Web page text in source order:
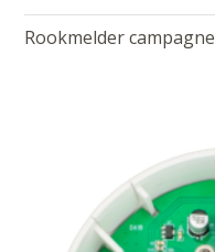
Rookmelder campagne